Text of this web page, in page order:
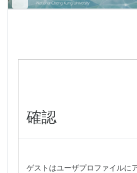
確認
ゲストはユーザプロファイルに